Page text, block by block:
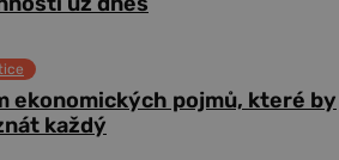
ekonomických pojmů, které by
každý